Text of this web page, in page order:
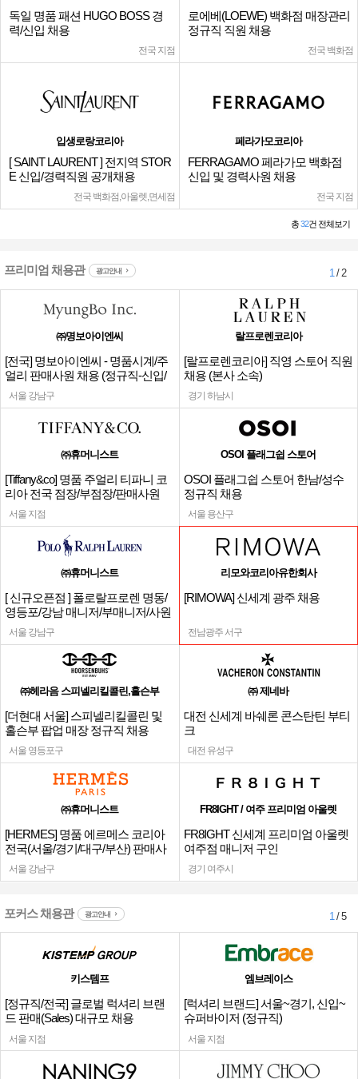
독일 명품 패션 HUGO BOSS 경
력/신입 채용
전국 지점
로에베(LOEWE) 백화점 매장관리
정규직 직원 채용
전국 백화점
입생로랑코리아
[ SAINT LAURENT ] 전지역 STOR
E 신입/경력직원 공개채용
전국 백화점,아울렛,면세점
페라가모코리아
FERRAGAMO 페라가모 백화점
신입 및 경력사원 채용
전국 지점
총32건 전체보기
프리미엄 채용관 광고안내 1/ 2
㈜명보아이엔씨
[전국] 명보아이엔씨 - 명품시계/주
얼리 판매사원 채용 (정규직-신입/
경력)
서울 강남구
랄프로렌코리아
[랄프로렌코리아] 직영 스토어 직원
채용 (본사 소속)
경기 하남시
㈜휴머니스트
[Tiffany&co] 명품 주얼리 티파니 코
리아 전국 점장/부점장/판매사원
서울 지점
OSOI 플래그쉽 스토어
OSOI 플래그쉽 스토어 한남/성수
정규직 채용
서울 용산구
㈜휴머니스트
[ 신규오픈점 ] 폴로랄프로렌 명동/
영등포/강남 매니저/부매니저/사원
서울 강남구
리모와코리아유한회사
[RIMOWA] 신세계 광주 채용
전남광주 서구
㈜헤라음 스피넬리킬콜린,홀슨부
[더현대 서울] 스피넬리킬콜린 및
홀슨부 팝업 매장 정규직 채용
서울 영등포구
㈜ 제네바
대전 신세계 바쉐론 콘스탄틴 부티
크
대전 유성구
㈜휴머니스트
[HERMES] 명품 에르메스 코리아
전국(서울/경기/대구/부산) 판매사
원
서울 강남구
FR8IGHT / 여주 프리미엄 아울렛
FR8IGHT 신세계 프리미엄 아울렛
여주점 매니저 구인
경기 여주시
포커스 채용관 광고안내 1/ 5
키스템프
[정규직/전국] 글로벌 럭셔리 브랜
드 판매(Sales) 대규모 채용
서울 지점
엠브레이스
[럭셔리 브랜드] 서울~경기, 신입~
슈퍼바이저 (정규직)
서울 지점